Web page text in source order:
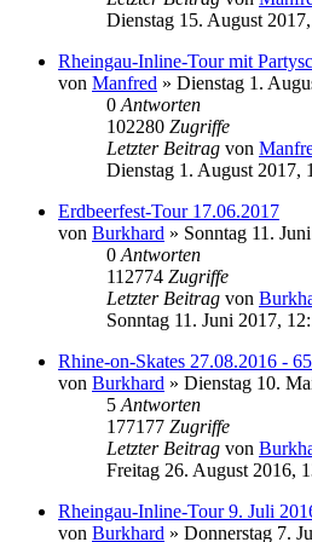
Dienstag 15. August
Rheingau-Inline-Tour mit
von Manfred » Dienstag 1.
0 Antworten
102280 Zugriffe
Letzter Beitrag von
Dienstag 1. August 2017,
Erdbeerfest-Tour 17.06.2017
von Burkhard » Sonntag 11.
0 Antworten
112774 Zugriffe
Letzter Beitrag von
Sonntag 11. Juni 2017,
Rhine-on-Skates 27.08.2016 -
von Burkhard » Dienstag 10.
5 Antworten
177177 Zugriffe
Letzter Beitrag von
Freitag 26. August 2016,
Rheingau-Inline-Tour 9. Juli
von Burkhard » Donnerstag 7.